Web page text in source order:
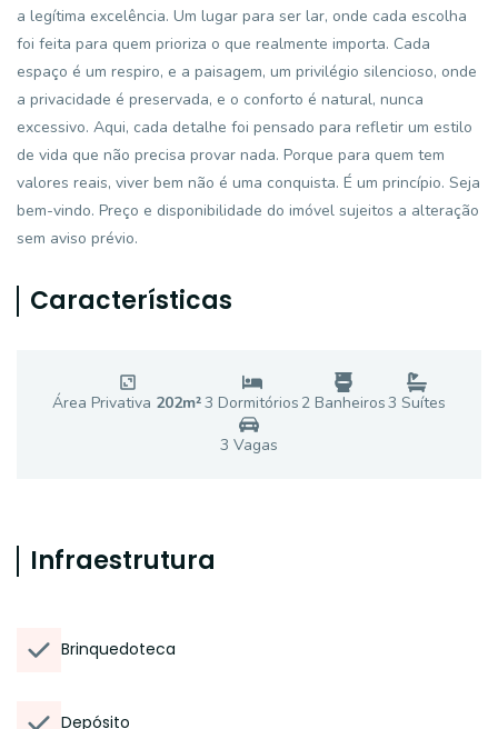
a legítima excelência. Um lugar para ser lar, onde cada escolha
foi feita para quem prioriza o que realmente importa. Cada
espaço é um respiro, e a paisagem, um privilégio silencioso, onde
a privacidade é preservada, e o conforto é natural, nunca
excessivo. Aqui, cada detalhe foi pensado para refletir um estilo
de vida que não precisa provar nada. Porque para quem tem
valores reais, viver bem não é uma conquista. É um princípio. Seja
bem-vindo. Preço e disponibilidade do imóvel sujeitos a alteração
sem aviso prévio.
Características
Área Privativa 202m²3 Dormitórios 2 Banheiros3 Suítes
3 Vagas
Infraestrutura
Brinquedoteca
Depósito